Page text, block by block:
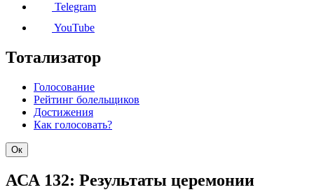
Telegram
YouTube
Тотализатор
Голосование
Рейтинг болельщиков
Достижения
Как голосовать?
Ок
АСА 132: Результаты церемонии